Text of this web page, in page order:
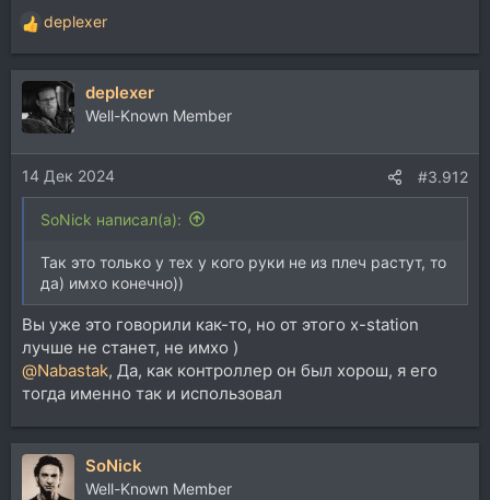
Р
е
а
ц
и
и
:
deplexer
deplexer
Well-Known Member
14 Дек 2024 #3.912
SoNick написал(а):
Так это только у тех у кого руки не из плеч растут, то
да) имхо конечно))
Вы уже это говорили как-то, но от этого x-station
лучше не станет, не имхо )
@Nabastak, Да, как контроллер он был хорош, я его
тогда именно так и использовал
SoNick
Well-Known Member